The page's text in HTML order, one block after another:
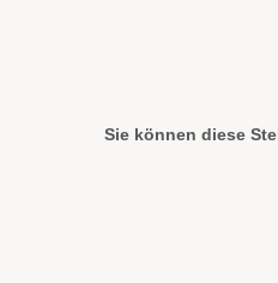
Sie können diese